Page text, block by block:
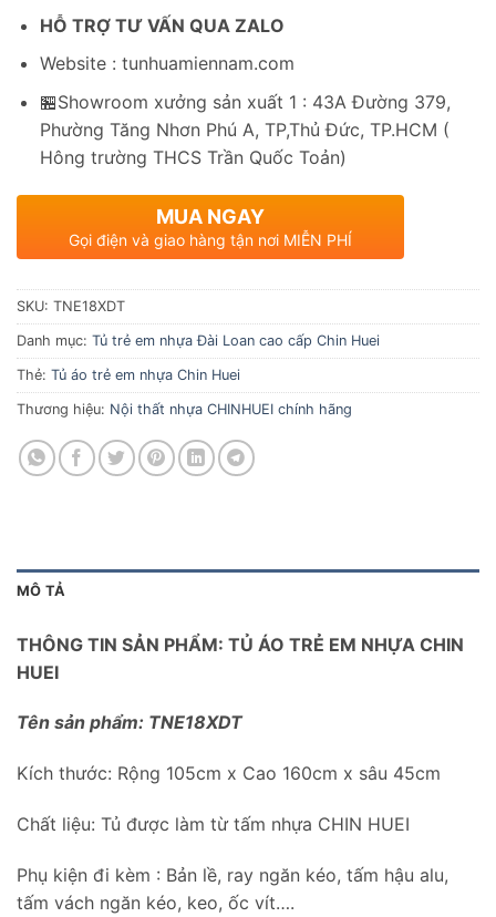
HỖ TRỢ TƯ VẤN QUA ZALO
Website : tunhuamiennam.com
🏪Showroom xưởng sản xuất 1 : 43A Đường 379,
Phường Tăng Nhơn Phú A, TP,Thủ Đức, TP.HCM (
Hông trường THCS Trần Quốc Toản)
MUA NGAY
Gọi điện và giao hàng tận nơi MIỄN PHÍ
SKU: TNE18XDT
Danh mục: Tủ trẻ em nhựa Đài Loan cao cấp Chin Huei
Thẻ: Tủ áo trẻ em nhựa Chin Huei
Thương hiệu: Nội thất nhựa CHINHUEI chính hãng
MÔ TẢ
THÔNG TIN SẢN PHẨM: TỦ ÁO TRẺ EM NHỰA CHIN
HUEI
Tên sản phẩm: TNE18XDT
Kích thước: Rộng 105cm x Cao 160cm x sâu 45cm
Chất liệu: Tủ được làm từ tấm nhựa CHIN HUEI
Phụ kiện đi kèm : Bản lề, ray ngăn kéo, tấm hậu alu,
tấm vách ngăn kéo, keo, ốc vít….